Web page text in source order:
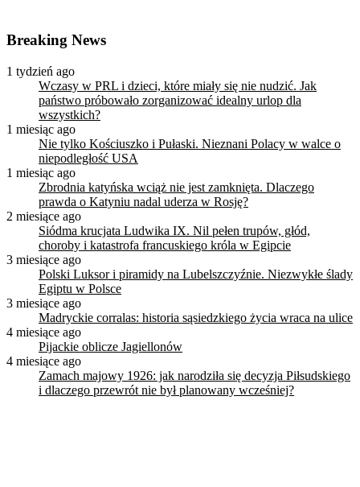
Breaking News
1 tydzień ago
Wczasy w PRL i dzieci, które miały się nie nudzić. Jak
państwo próbowało zorganizować idealny urlop dla
wszystkich?
1 miesiąc ago
Nie tylko Kościuszko i Pułaski. Nieznani Polacy w walce o
niepodległość USA
1 miesiąc ago
Zbrodnia katyńska wciąż nie jest zamknięta. Dlaczego
prawda o Katyniu nadal uderza w Rosję?
2 miesiące ago
Siódma krucjata Ludwika IX. Nil pełen trupów, głód,
choroby i katastrofa francuskiego króla w Egipcie
3 miesiące ago
Polski Luksor i piramidy na Lubelszczyźnie. Niezwykłe ślady
Egiptu w Polsce
3 miesiące ago
Madryckie corralas: historia sąsiedzkiego życia wraca na ulice
4 miesiące ago
Pijackie oblicze Jagiellonów
4 miesiące ago
Zamach majowy 1926: jak narodziła się decyzja Piłsudskiego
i dlaczego przewrót nie był planowany wcześniej?